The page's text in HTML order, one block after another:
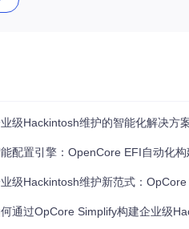
级Hackintosh维护的智能化解决方案：
配置引擎：OpenCore EFI自动化构建解
级Hackintosh维护新范式：OpCore
通过OpCore Simplify构建企业级